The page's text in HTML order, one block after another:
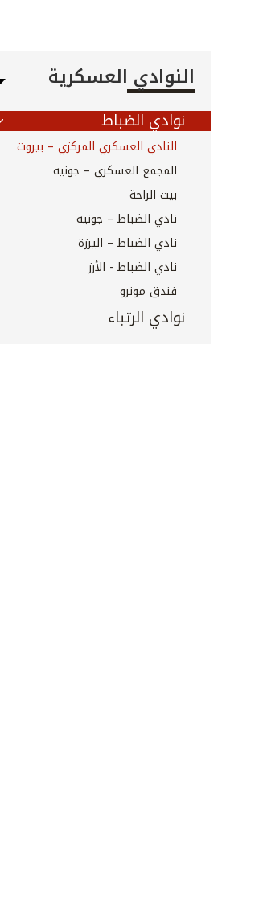
النوادي العسكرية
نوادي الضباط
النادي العسكري المركزي – بيروت
المجمع العسكري – جونيه
بيت الراحة
نادي الضباط – جونيه
نادي الضباط – اليرزة
نادي الضباط - الأرز
فندق مونرو
نوادي الرتباء